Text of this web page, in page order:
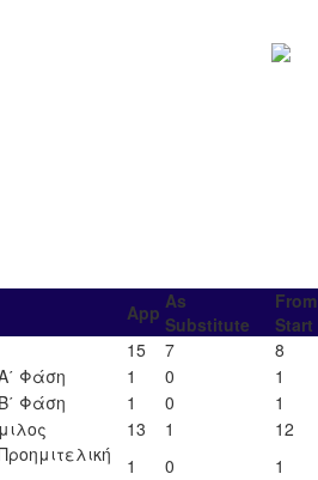
App As
Substitute
From
Start
15 7 8
Φάση
1 0 1
Φάση
1 0 1
13 1 12
1 0 1